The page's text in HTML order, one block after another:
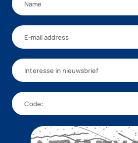
Interesse in nieuwsbrief